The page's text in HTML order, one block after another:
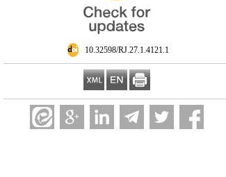
‎ 10.32598/RJ.27.1.4121.1